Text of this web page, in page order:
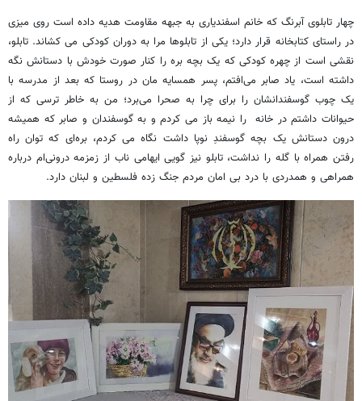
چهار تابلوی آبرنگ که خانم اسفندیاری به جبهه مقاومت هدیه داده است روی میزی
در راستای کتابخانه قرار دارد؛ یکی از تابلوها مرا به دوران کودکی می کشاند. تابلو،
نقشی است از چهره کودکی که یک بچه بره را کنار صورت خودش با دستانش نگه
داشته است، یاد صابر می‌افتم، پسر همسایه مان در روستا که بعد از مدرسه با
یک چوب گوسفندانشان را برای چرا به صحرا می‌برد؛ من به خاطر ترسی که از
حیوانات داشتم در خانه را نیمه باز می کردم و به گوسفندان و صابر که همیشه
درون دستانش یک بچه گوسفندِ نوپا داشت نگاه می کردم، بره‌ای که توان راه
رفتن همراه با گله را نداشت، تابلو نیز گویی ایهامی ناب از زمزمه درونی‌ام درباره
همراهی و همدردی با درد بی امان مردم جنگ زده فلسطین و لبنان دارد.